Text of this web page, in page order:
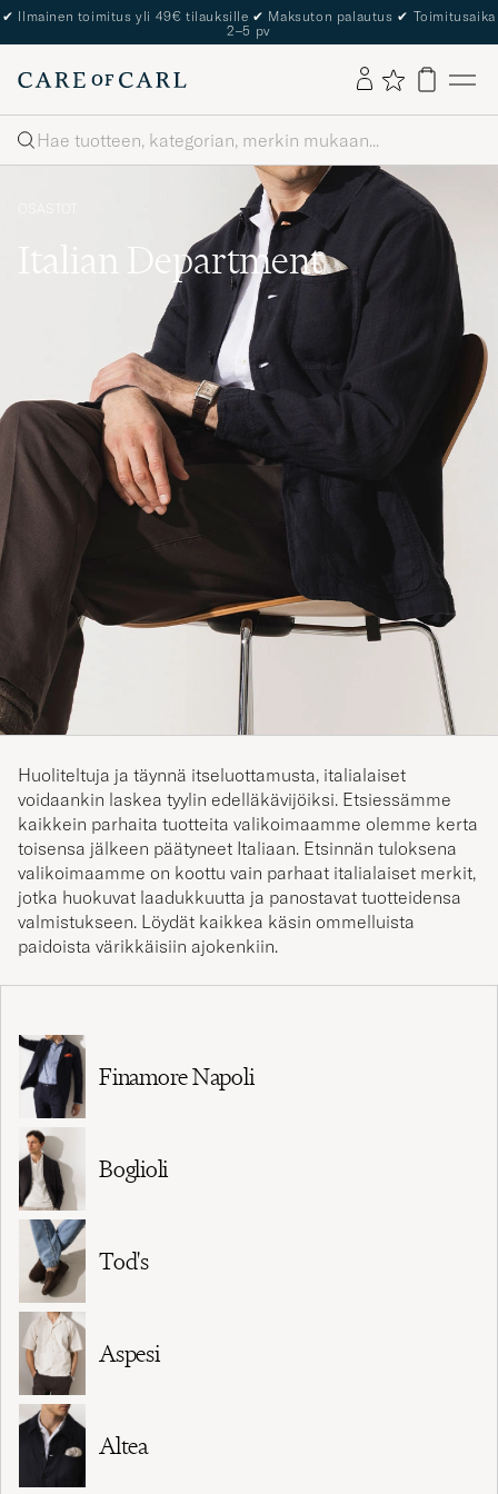
The Care of Carl Passport
Haku
Italian Department
Huoliteltuja ja täynnä itseluottamusta, italialaiset
voidaankin laskea tyylin edelläkävijöiksi. Etsiessämme
kaikkein parhaita tuotteita valikoimaamme olemme kerta
toisensa jälkeen päätyneet Italiaan. Etsinnän tuloksena
valikoimaamme on koottu vain parhaat italialaiset merkit,
jotka huokuvat laadukkuutta ja panostavat tuotteidensa
valmistukseen. Löydät kaikkea käsin ommelluista
paidoista värikkäisiin ajokenkiin.
Finamore Napoli
Boglioli
Tod's
Aspesi
Altea